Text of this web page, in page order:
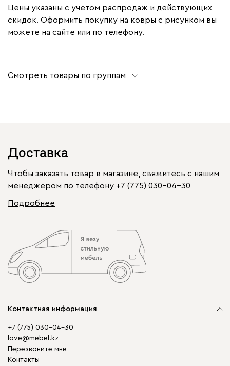
Цены указаны с учетом распродаж и действующих
скидок. Оформить покупку на ковры с рисунком вы
можете на сайте или по телефону.
Смотреть товары по группам
Доставка
Чтобы заказать товар в магазине, свяжитесь с нашим
менеджером по телефону +7 (775) 030-04-30
Подробнее
Контактная информация
+7 (775) 030-04-30
love@mebel.kz
Перезвоните мне
Контакты